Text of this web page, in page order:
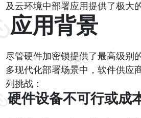
及云环境中部署应用提供了极大
应用背景
尽管硬件加密锁提供了最高级别
多现代化部署场景中，软件供应
列挑战：
硬件设备不可行或成